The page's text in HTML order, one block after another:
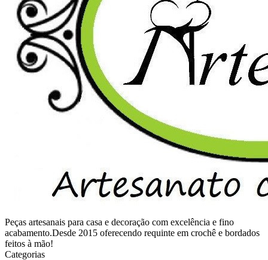
Peças artesanais para casa e decoração com excelência e fino
acabamento.Desde 2015 oferecendo requinte em crochê e bordados
feitos à mão!
Categorias